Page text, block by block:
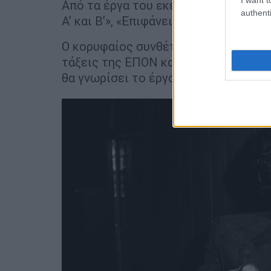
Από τα έργα του εκείνης της
Α’ και Β’», «Επιφάνεια»,
Ο κορυφαίος συνθέτης το 1943
τάξεις της ΕΠΟΝ και του ΚΚΕ. Θα
θα γνωρίσει το έργο του Μαρξ.